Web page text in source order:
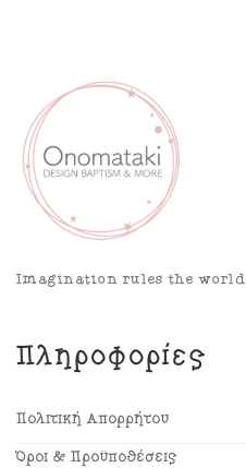
Imagination rules the world
Πληροφορίες
Πολιτική Απορρήτου
Όροι & Προϋποθέσεις